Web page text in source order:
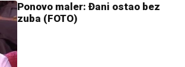
Ponovo maler: Đani ostao bez
zuba (FOTO)